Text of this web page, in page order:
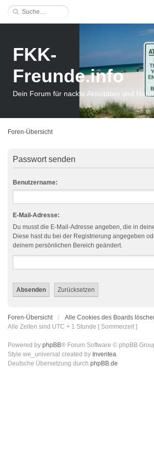
FKK-
Freunde.info
Dein Forum für nackte Aktivitäten und
Foren-Übersicht
Passwort senden
Benutzername:
E-Mail-Adresse:
Du musst die E-Mail-Adresse angeben, die in
Diese hast du bei der Registrierung angegeben
deinem persönlichen Bereich geändert.
Foren-Übersicht
Alle Cookies des Boards
Alle Zeiten sind UTC + 1 Stunde [ Sommerzeit ]
Powered by phpBB® Forum Software © phpBB
Style we_universal created by Inventea.
Deutsche Übersetzung durch phpBB.de